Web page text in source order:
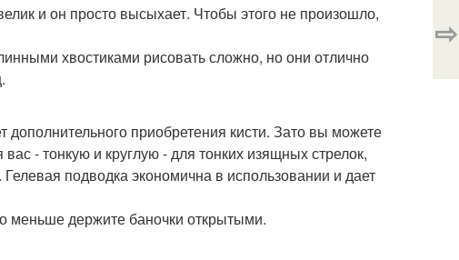
и он просто высыхает. Чтобы этого не произошло,
хвостиками рисовать сложно, но они отлично
приобретения кисти. Зато вы можете
- тонкую и круглую - для тонких изящных стрелок,
подводка экономична в использовании и дает
меньше держите баночки открытыми.
⇨